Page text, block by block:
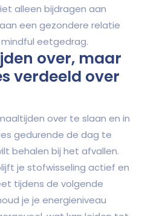
alleen bijdragen aan
een gezondere relatie
eetgedrag.
over, maar
verdeeld over
over te slaan en in
gedurende de dag te
behalen bij het afvallen.
je stofwisseling actief en
tijdens de volgende
je je energieniveau